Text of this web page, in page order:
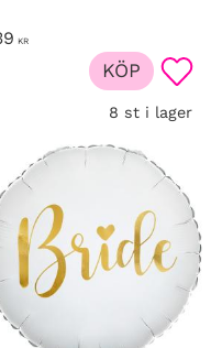
i favoriter
KR
8 st i lager
KÖP